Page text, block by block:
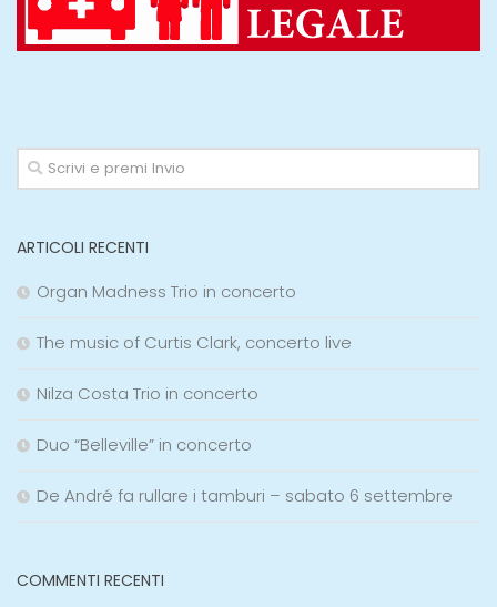
ARTICOLI RECENTI
Organ Madness Trio in concerto
The music of Curtis Clark, concerto live
Nilza Costa Trio in concerto
Duo “Belleville” in concerto
De André fa rullare i tamburi – sabato 6 settembre
COMMENTI RECENTI